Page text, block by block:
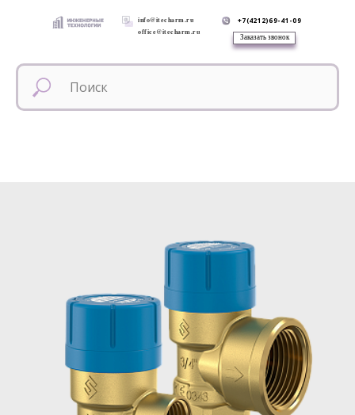
info@itecharm.ru
office@itecharm.ru
+7(4212)69-41-09
Заказать звонок